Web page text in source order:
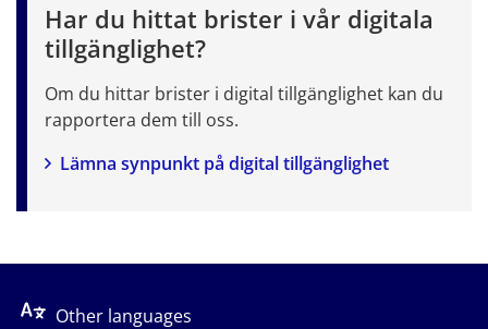
Har du hittat brister i vår digitala
tillgänglighet?
Om du hittar brister i digital tillgänglighet kan du
rapportera dem till oss.
Lämna synpunkt på digital tillgänglighet
Other languages